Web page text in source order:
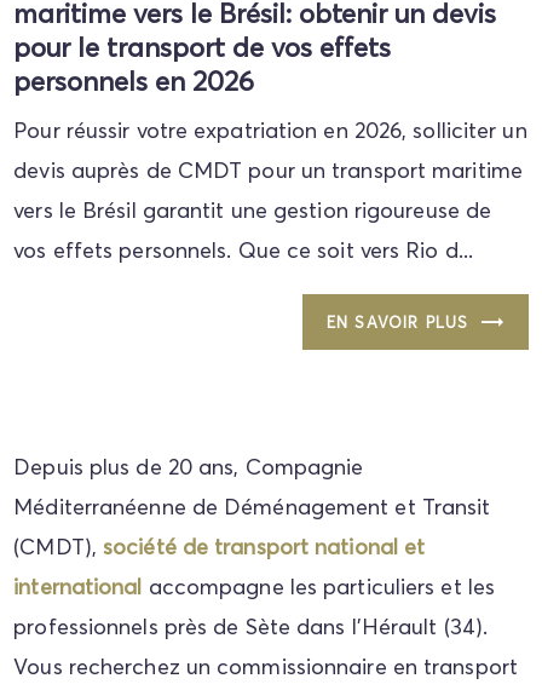
maritime vers le Brésil: obtenir un devis
pour le transport de vos effets
personnels en 2026
Pour réussir votre expatriation en 2026, solliciter un
devis auprès de CMDT pour un transport maritime
vers le Brésil garantit une gestion rigoureuse de
vos effets personnels. Que ce soit vers Rio d...
EN SAVOIR PLUS
Depuis plus de 20 ans, Compagnie
Méditerranéenne de Déménagement et Transit
(CMDT), société de transport national et
international accompagne les particuliers et les
professionnels près de Sète dans l'Hérault (34).
Vous recherchez un commissionnaire en transport